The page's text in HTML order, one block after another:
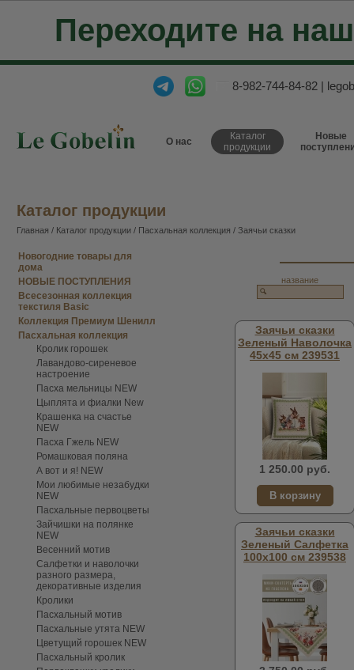
Переходите на
8-982-744-84-82 |
О нас
Каталог
продукции
Новые
Каталог продукции
Главная / Каталог продукции / Пасхальная коллекция / Заячьи сказки
Новогодние товары для
дома
НОВЫЕ ПОСТУПЛЕНИЯ
Всесезонная коллекция
текстиля Basic
Коллекция Премиум Шенилл
Пасхальная коллекция
Кролик горошек
Лавандово-сиреневое
настроение
Пасха мельницы NEW
Цыплята и фиалки New
Крашенка на счастье
NEW
Пасха Гжель NEW
Ромашковая поляна
А вот и я! NEW
Мои любимые незабудки
NEW
Пасхальные первоцветы
Зайчишки на полянке
NEW
Весенний мотив
Салфетки и наволочки
разного размера,
декоративные изделия
Кролики
Пасхальный мотив
Пасхальные утята NEW
Цветущий горошек NEW
Пасхальный кролик
название
Заячьи сказки
Зеленый Наволочка
45х45 см 239531
1 250.00 руб.
Заячьи сказки
Зеленый Салфетка
100х100 см 239538